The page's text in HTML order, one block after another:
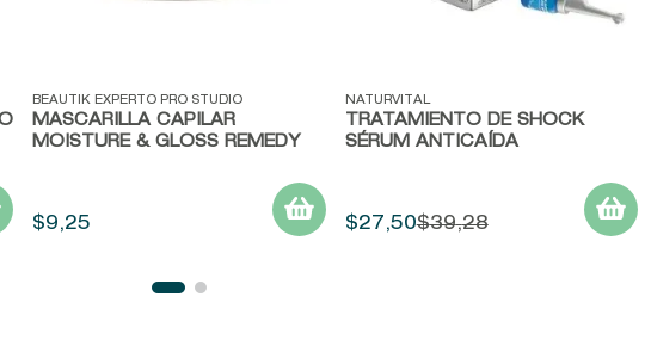
Vista rápida
BEAUTIK EXPERTO PRO STUDIO
MASCARILLA CAPILAR
MOISTURE & GLOSS REMEDY
$9,25
Vista rápida
NATURVITAL
TRATAMIENTO DE SHOCK
SÉRUM ANTICAÍDA
$27,50$39,28